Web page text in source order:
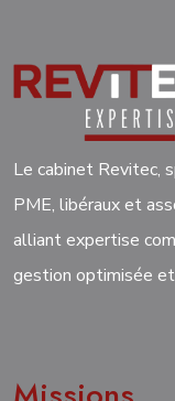
Le cabinet Revitec,
PME, libéraux et
alliant expertise
gestion optimisée